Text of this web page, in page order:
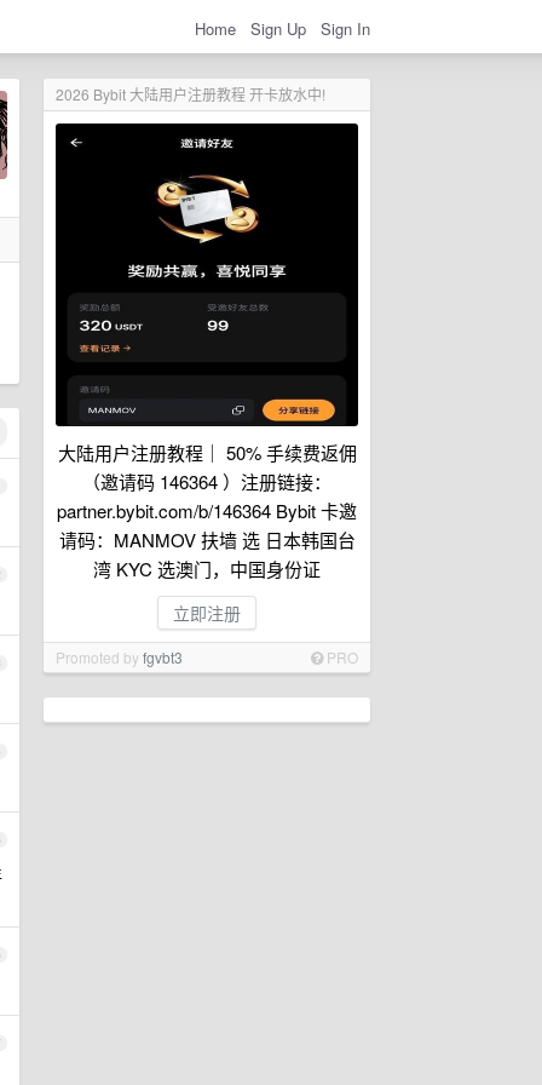
Home Sign Up Sign In
2026 Bybit 大陆用户注册教程 开卡放水中!
大陆用户注册教程｜ 50% 手续费返佣
（邀请码 146364 ）注册链接：
partner.bybit.com/b/146364 Bybit 卡邀
请码：MANMOV 扶墙 选 日本韩国台
湾 KYC 选澳门，中国身份证
立即注册
Promoted byfgvbt3 PRO